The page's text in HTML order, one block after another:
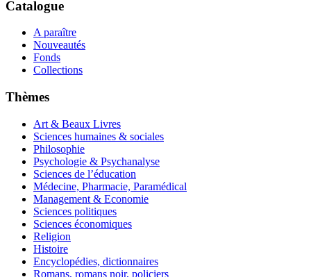
Catalogue
A paraître
Nouveautés
Fonds
Collections
Thèmes
Art & Beaux Livres
Sciences humaines & sociales
Philosophie
Psychologie & Psychanalyse
Sciences de l’éducation
Médecine, Pharmacie, Paramédical
Management & Economie
Sciences politiques
Sciences économiques
Religion
Histoire
Encyclopédies, dictionnaires
Romans, romans noir, policiers